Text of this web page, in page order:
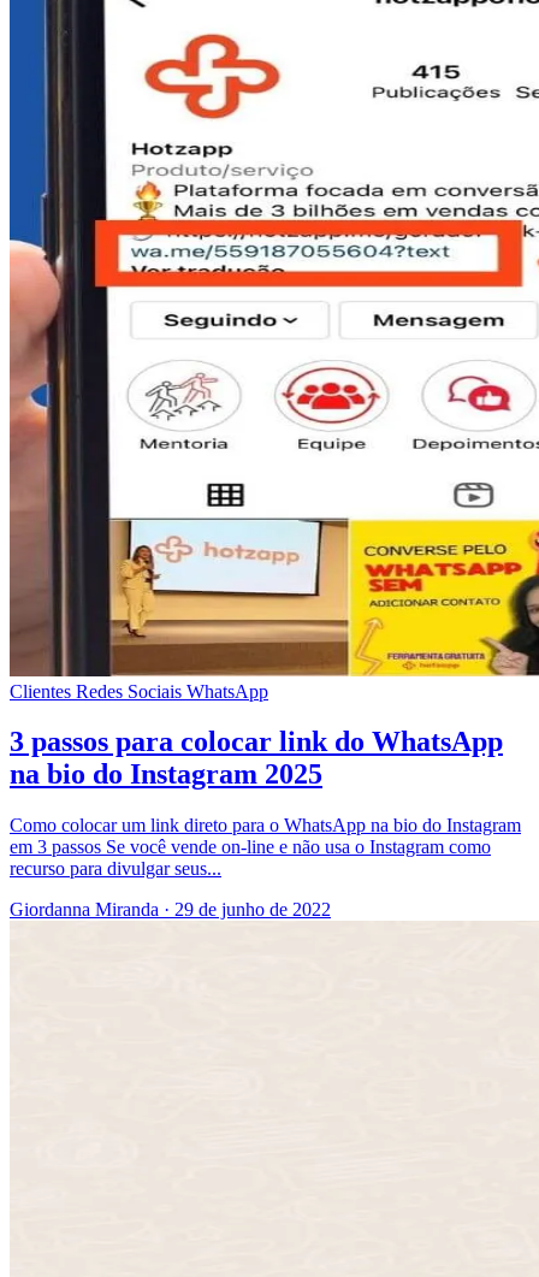
Clientes Redes Sociais WhatsApp
3 passos para colocar link do WhatsApp
na bio do Instagram 2025
Como colocar um link direto para o WhatsApp na bio do Instagram
em 3 passos Se você vende on-line e não usa o Instagram como
recurso para divulgar seus...
Giordanna Miranda · 29 de junho de 2022